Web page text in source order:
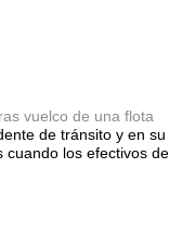
vuelco de una flota
de tránsito y en su
cuando los efectivos de